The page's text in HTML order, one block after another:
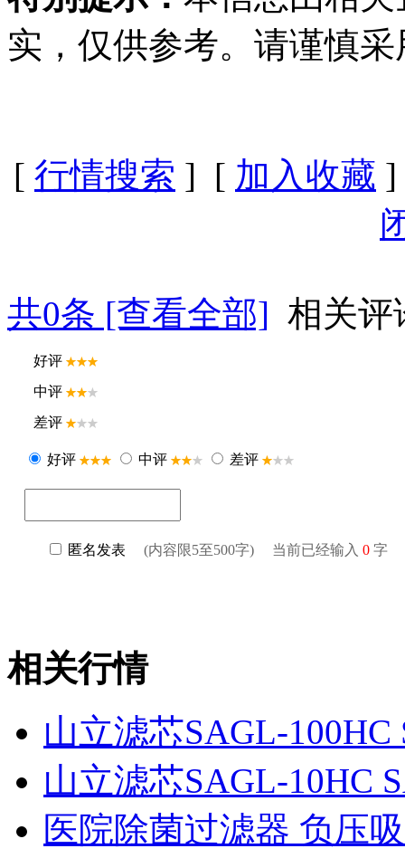
实，仅供参考。请谨慎
[ 行情搜索 ] [ 加入收藏
共0条 [查看全部] 相关评
相关行情
山立滤芯SAGL-100HC
山立滤芯SAGL-10HC
医院除菌过滤器 负压